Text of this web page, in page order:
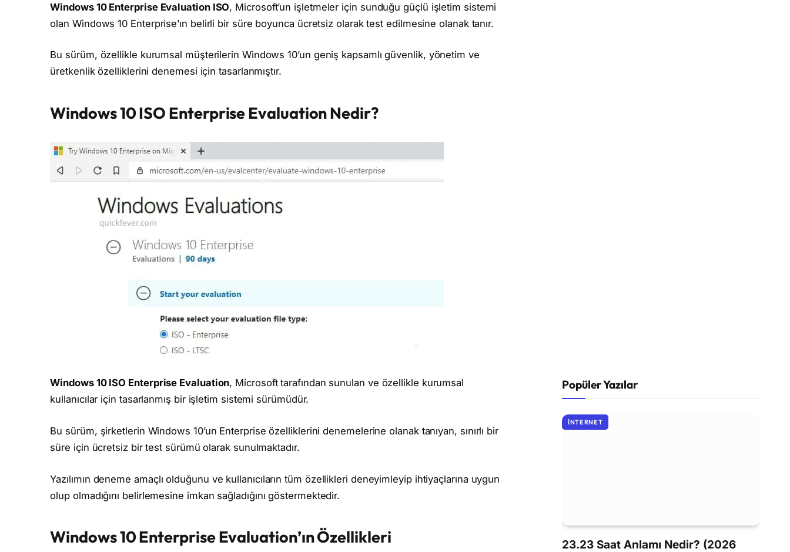
Windows 10 Enterprise Evaluation ISO, Microsoft’un işletmeler için sunduğu güçlü işletim sistemi
olan Windows 10 Enterprise’ın belirli bir süre boyunca ücretsiz olarak test edilmesine olanak tanır.
Bu sürüm, özellikle kurumsal müşterilerin Windows 10’un geniş kapsamlı güvenlik, yönetim ve
üretkenlik özelliklerini denemesi için tasarlanmıştır.
Windows 10 ISO Enterprise Evaluation Nedir?
Windows 10 ISO Enterprise Evaluation, Microsoft tarafından sunulan ve özellikle kurumsal
kullanıcılar için tasarlanmış bir işletim sistemi sürümüdür.
Bu sürüm, şirketlerin Windows 10’un Enterprise özelliklerini denemelerine olanak tanıyan, sınırlı bir
süre için ücretsiz bir test sürümü olarak sunulmaktadır.
Yazılımın deneme amaçlı olduğunu ve kullanıcıların tüm özellikleri deneyimleyip ihtiyaçlarına uygun
olup olmadığını belirlemesine imkan sağladığını göstermektedir.
Windows 10 Enterprise Evaluation’ın Özellikleri
Popüler Yazılar
İNTERNET
23.23 Saat Anlamı Nedir? (2026